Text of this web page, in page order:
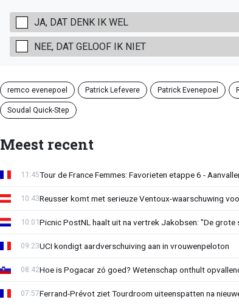
JA, DAT DENK IK WEL
NEE, DAT GELOOF IK NIET
remco evenepoel Patrick Lefevere Patrick Evenepoel
Soudal Quick-Step
Meest recent
Tour de France Femmes: Favorieten etappe 6 -
11:45
Reusser komt met serieuze Ventoux-waarschuwing
10:43
Picnic PostNL haalt uit na vertrek Jakobsen: "De grote
10:01
UCI kondigt aardverschuiving aan in vrouwenpeloton
09:23
Hoe is Pogacar zó goed? Wetenschap onthult
08:42
Ferrand-Prévot ziet Tourdroom uiteenspatten na
07:57